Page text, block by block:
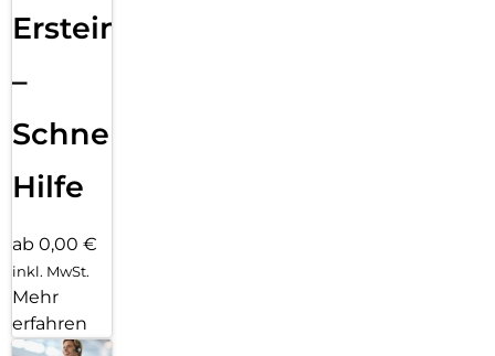
Ersteinrichtung
–
Schnelle
Hilfe
ab 0,00 €
inkl. MwSt.
Mehr
erfahren